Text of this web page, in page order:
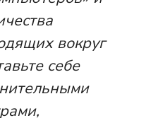
вокруг
себе